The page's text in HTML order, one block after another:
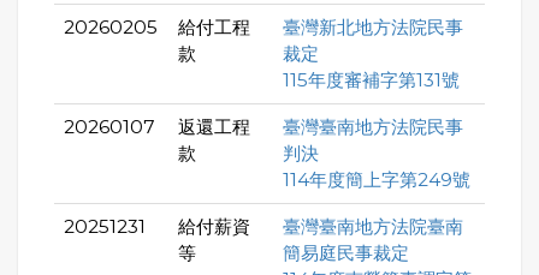
20260205
給付工程
款
臺灣新北地方法院民事
裁定
115年度審補字第131號
20260107
返還工程
款
臺灣臺南地方法院民事
判決
114年度簡上字第249號
20251231
給付薪資
等
臺灣臺南地方法院臺南
簡易庭民事裁定